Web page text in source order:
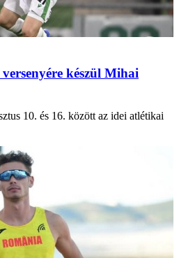
készül Mihai
10. és 16. között az idei atlétikai